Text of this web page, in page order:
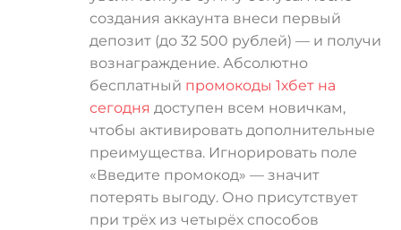
создания аккаунта внеси первый
депозит (до 32 500 рублей) — и получи
вознаграждение. Абсолютно
бесплатный промокоды 1хбет на
сегодня доступен всем новичкам,
чтобы активировать дополнительные
преимущества. Игнорировать поле
«Введите промокод» — значит
потерять выгоду. Оно присутствует
при трёх из четырёх способов